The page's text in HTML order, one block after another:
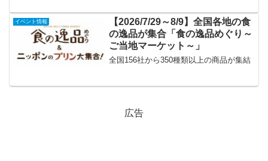
イベント情報
【2026/7/29～8/9】全国各地の食
の逸品が集合「食の逸品めぐり～
ご当地マーケット～」
全国156社から350種類以上の商品が集結
広告